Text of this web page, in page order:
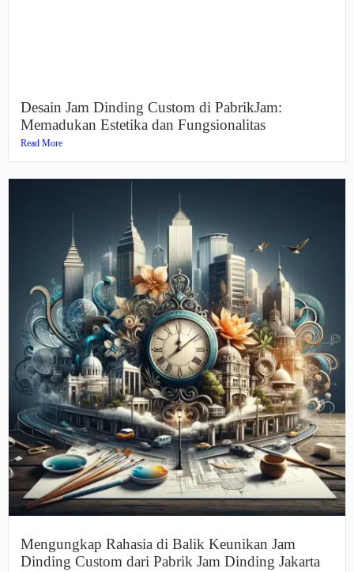
Desain Jam Dinding Custom di PabrikJam:
Memadukan Estetika dan Fungsionalitas
Read More
Mengungkap Rahasia di Balik Keunikan Jam
Dinding Custom dari Pabrik Jam Dinding Jakarta